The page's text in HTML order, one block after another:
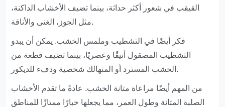
القيقب في شعور أكثر حداثة، بينما تضيف الأخشاب الداكنة،
مثل الجوز، الغنى والأناقة.
فكر أيضًا في التشطيب وملمس الخشب. يمكن أن يبدو
التشطيب المصقول أنيقًا وعصريًا، بينما تضيف قطعة من
الخشب المسترد أو المتهالك شخصية ودفء للديكور.
من المهم أيضًا مراعاة متانة الخشب. عادةً ما تقدم الأخشاب
الصلبة المتانة وطول العمر، مما يجعلها خيارًا ممتازًا للمناطق